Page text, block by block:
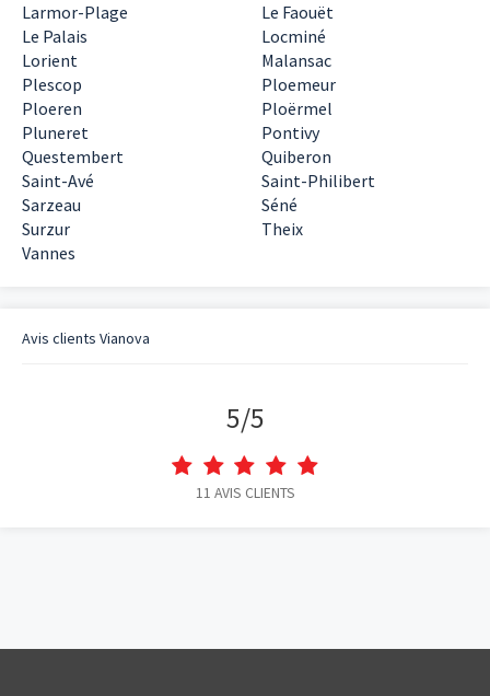
Larmor-Plage
Le Faouët
Le Palais
Locminé
Lorient
Malansac
Plescop
Ploemeur
Ploeren
Ploërmel
Pluneret
Pontivy
Questembert
Quiberon
Saint-Avé
Saint-Philibert
Sarzeau
Séné
Surzur
Theix
Vannes
Avis clients Vianova
5/5
11 AVIS CLIENTS